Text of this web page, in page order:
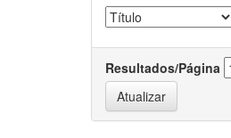
Resultados/Página